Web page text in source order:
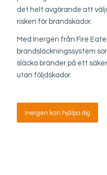
det helt avgörande att
risken för brandskador.
Med Inergen från Fire
brandsläckningssystem
släcka bränder på ett
utan följdskador.
Inergen kan hjälpa dig